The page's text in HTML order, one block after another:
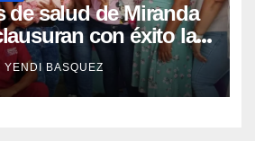
de salud de Miranda
con éxito la
de la Lactancia
YENDI BASQUEZ